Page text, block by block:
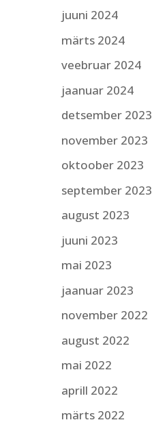
juuni 2024
märts 2024
veebruar 2024
jaanuar 2024
detsember 2023
november 2023
oktoober 2023
september 2023
august 2023
juuni 2023
mai 2023
jaanuar 2023
november 2022
august 2022
mai 2022
aprill 2022
märts 2022